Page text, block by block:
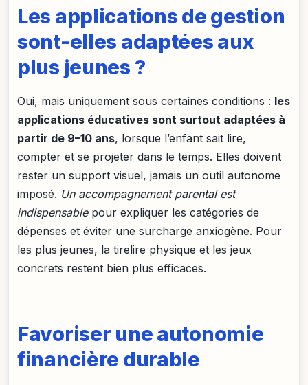
Les applications de gestion
sont-elles adaptées aux
plus jeunes ?
Oui, mais uniquement sous certaines conditions : les
applications éducatives sont surtout adaptées à
partir de 9–10 ans, lorsque l’enfant sait lire,
compter et se projeter dans le temps. Elles doivent
rester un support visuel, jamais un outil autonome
imposé. Un accompagnement parental est
indispensablepour expliquer les catégories de
dépenses et éviter une surcharge anxiogène. Pour
les plus jeunes, la tirelire physique et les jeux
concrets restent bien plus efficaces.
Favoriser une autonomie
financière durable